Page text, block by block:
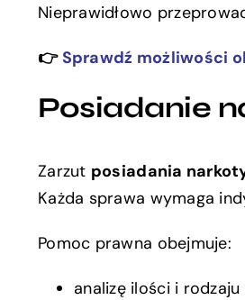
Nieprawidłowo
👉Sprawdź możliwości
Posiadanie
Zarzut posiadania
Każda sprawa wymaga
Pomoc prawna obejmuje:
analizę ilości i